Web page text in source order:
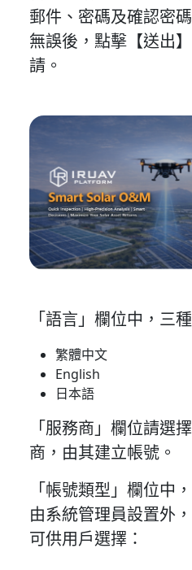
郵件、密碼及確認密
無誤後，點擊【送出
請。
「語言」欄位中，三
繁體中文
English
日本語
「服務商」欄位請選
商，由其建立帳號。
「帳號類型」欄位中
由系統管理員設置外
可供用戶選擇：